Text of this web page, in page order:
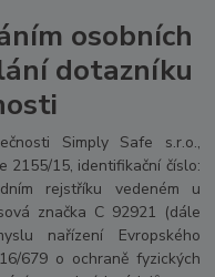
osobních
dotazníku
Simply Safe s.r.o.,
2155/15, identifikační číslo:
rejstříku vedeném u
značka C 92921 (dále
nařízení Evropského
679 o ochraně fyzických